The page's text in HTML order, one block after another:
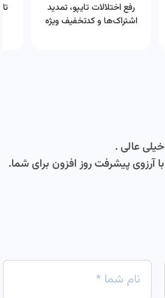
رفع اختلالات تایپو، تمدید
اشتراک‌ها و کدتخفیف ویژه
خیلی عالی .
با آرزوی پیشرفت روز افزون برای شما.